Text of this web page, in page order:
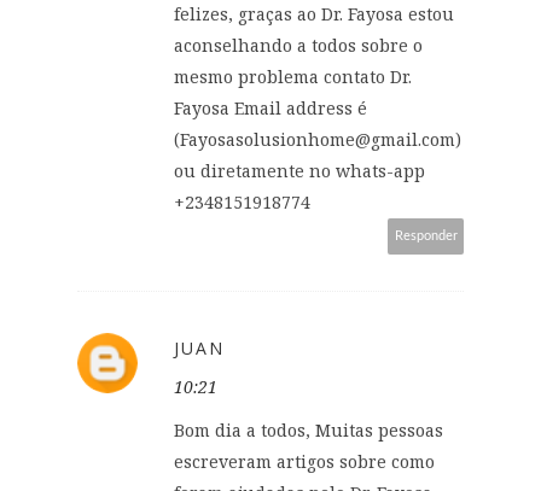
felizes, graças ao Dr. Fayosa estou
aconselhando a todos sobre o
mesmo problema contato Dr.
Fayosa Email address é
(Fayosasolusionhome@gmail.com)
ou diretamente no whats-app
+2348151918774
Responder
JUAN
10:21
Bom dia a todos, Muitas pessoas
escreveram artigos sobre como